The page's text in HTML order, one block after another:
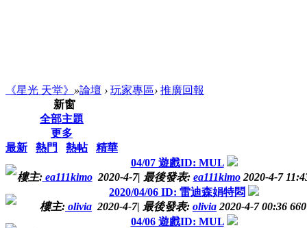
《星光 天堂》 »論壇 › 玩家專區› 推廣回報
新窗
全部主題
更多
最新
熱門 熱帖
精華
04/07 遊戲ID: MUL
樓主: ea111kimo 2020-4-7| 最後發表: ea111kimo2020-4-7
2020/04/06 ID: 雷迪森娟特悶
樓主: olivia 2020-4-7| 最後發表: olivia 2020-4-7 00:36
04/06 遊戲ID: MUL